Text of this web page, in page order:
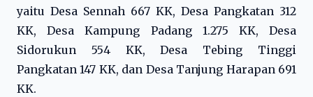
yaitu Desa Sennah 667 KK, Desa Pangkatan 312
KK, Desa Kampung Padang 1.275 KK, Desa
Sidorukun 554 KK, Desa Tebing Tinggi
Pangkatan 147 KK, dan Desa Tanjung Harapan 691
KK.